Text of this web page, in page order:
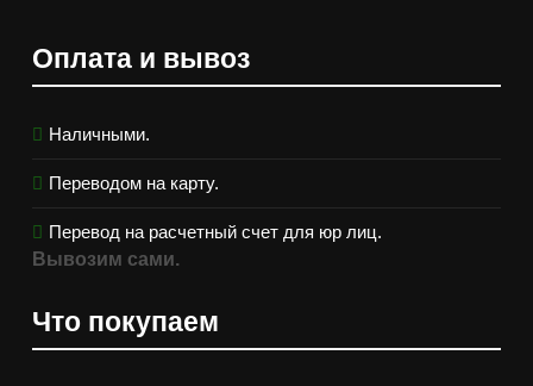
Оплата и вывоз
Наличными.
Переводом на карту.
Перевод на расчетный счет для юр лиц.
Вывозим сами.
Что покупаем